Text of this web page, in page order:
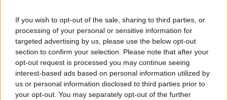
If you wish to opt-out of the sale, sharing to third parties, or
processing of your personal or sensitive information for
targeted advertising by us, please use the below opt-out
section to confirm your selection. Please note that after your
opt-out request is processed you may continue seeing
interest-based ads based on personal information utilized by
us or personal information disclosed to third parties prior to
your opt-out. You may separately opt-out of the further